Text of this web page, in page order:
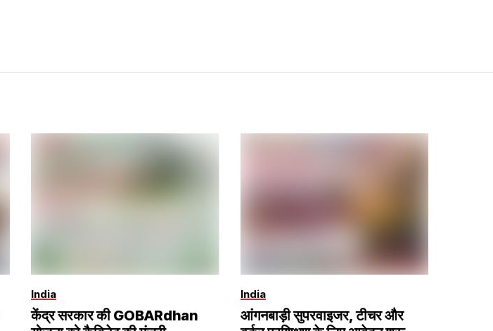
India
केंद्र सरकार की GOBARdhan
India
आंगनबाड़ी सुपरवाइजर, टीचर और